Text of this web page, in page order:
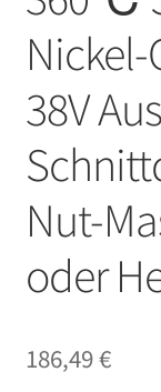
38V
Nut-
oder
186,49€